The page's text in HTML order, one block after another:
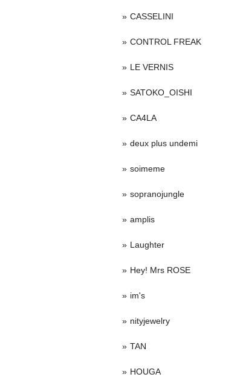
CASSELINI
CONTROL FREAK
LE VERNIS
SATOKO_OISHI
CA4LA
deux plus undemi
soimeme
sopranojungle
amplis
Laughter
Hey! Mrs ROSE
im's
nityjewelry
TAN
HOUGA